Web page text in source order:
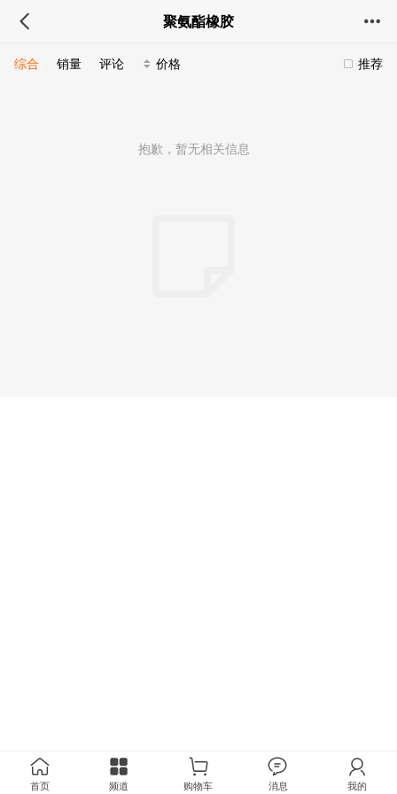
聚氨酯橡胶
推荐
综合 销量 评论 价格
抱歉，暂无相关信息
首页 频道 购物车 消息 我的